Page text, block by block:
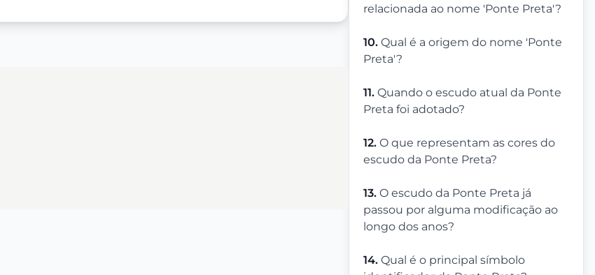
relacionada ao nome 'Ponte Preta'?
10. Qual é a origem do nome 'Ponte
Preta'?
11. Quando o escudo atual da Ponte
Preta foi adotado?
12. O que representam as cores do
escudo da Ponte Preta?
13. O escudo da Ponte Preta já
passou por alguma modificação ao
longo dos anos?
14. Qual é o principal símbolo